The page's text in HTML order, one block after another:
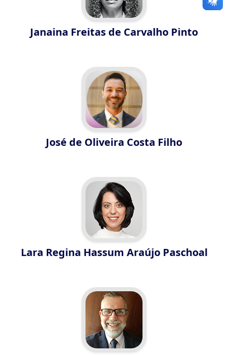
Janaina Freitas de Carvalho Pinto
José de Oliveira Costa Filho
Lara Regina Hassum Araújo Paschoal